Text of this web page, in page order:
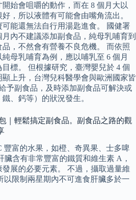
始會咀嚼的動作，而在 8 個月大以
，所以液體有可能會由嘴角流出。
能還無法自行用湯匙進食。 國健署
內不建議添加副食品，純母乳哺育到
，不然會有營養不良危機。 而依照
母乳哺育為例，應以哺乳至 6 個月
標。 但根據研究，臺灣嬰兒於 4 個
上升，台灣兒科醫學會與歐洲國家皆
予副食品，及時添加副食品可解決或
、鈣等）的狀況發生。
｜輕鬆搞定副食品。副食品之路的觀
豐富的水果，如橙、奇異果、士多啤
含有非常豐富的鐵質和維生素 A，
展的必要元素。 不過，攝取過量維
以限制兩星期內不可進食肝臟多於一